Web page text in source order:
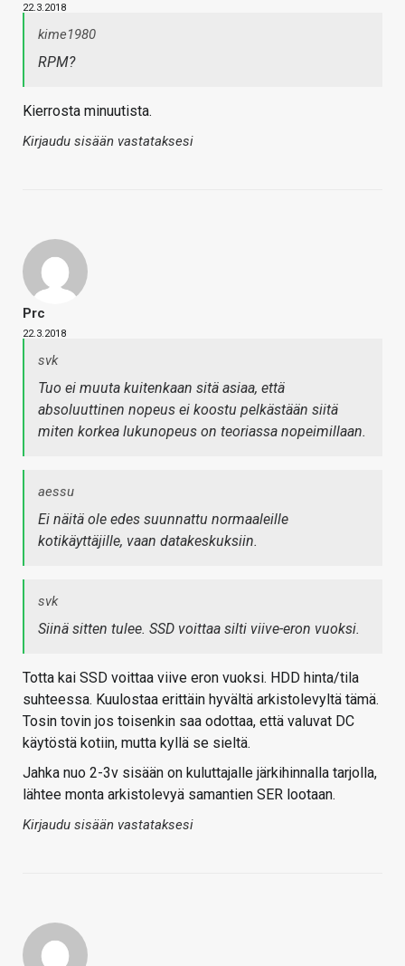
22.3.2018
kime1980
RPM?
Kierrosta minuutista.
Kirjaudu sisään vastataksesi
Prc
22.3.2018
svk
Tuo ei muuta kuitenkaan sitä asiaa, että
absoluuttinen nopeus ei koostu pelkästään siitä
miten korkea lukunopeus on teoriassa nopeimillaan.
aessu
Ei näitä ole edes suunnattu normaaleille
kotikäyttäjille, vaan datakeskuksiin.
svk
Siinä sitten tulee. SSD voittaa silti viive-eron vuoksi.
Totta kai SSD voittaa viive eron vuoksi. HDD hinta/tila
suhteessa. Kuulostaa erittäin hyvältä arkistolevyltä tämä.
Tosin tovin jos toisenkin saa odottaa, että valuvat DC
käytöstä kotiin, mutta kyllä se sieltä.
Jahka nuo 2-3v sisään on kuluttajalle järkihinnalla tarjolla,
lähtee monta arkistolevyä samantien SER lootaan.
Kirjaudu sisään vastataksesi